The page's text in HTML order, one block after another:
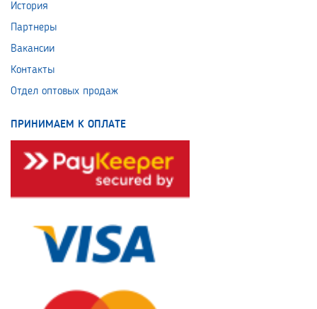
История
Партнеры
Вакансии
Контакты
Отдел оптовых продаж
ПРИНИМАЕМ К ОПЛАТЕ